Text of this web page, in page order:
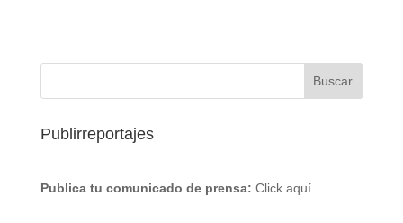
Publirreportajes
Publica tu comunicado de prensa: Click aquí